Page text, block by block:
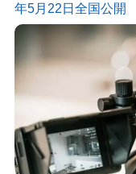
年5月22日全国公開